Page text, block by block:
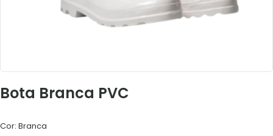
Bota Branca PVC
Cor: Branca